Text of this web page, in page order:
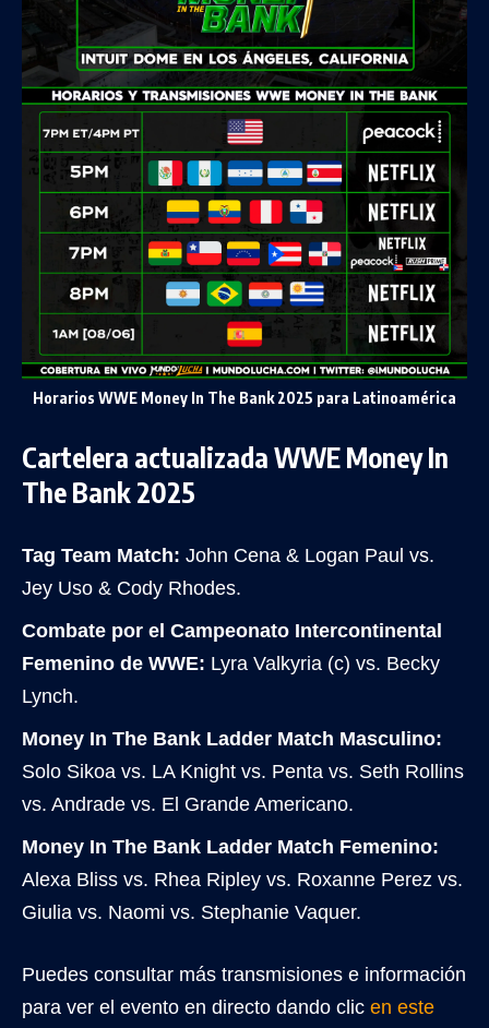
Horarios WWE Money In The Bank 2025 para Latinoamérica
Cartelera actualizada WWE Money In
The Bank 2025
Tag Team Match: John Cena & Logan Paul vs.
Jey Uso & Cody Rhodes.
Combate por el Campeonato Intercontinental
Femenino de WWE: Lyra Valkyria (c) vs. Becky
Lynch.
Money In The Bank Ladder Match Masculino:
Solo Sikoa vs. LA Knight vs. Penta vs. Seth Rollins
vs. Andrade vs. El Grande Americano.
Money In The Bank Ladder Match Femenino:
Alexa Bliss vs. Rhea Ripley vs. Roxanne Perez vs.
Giulia vs. Naomi vs. Stephanie Vaquer.
Puedes consultar más transmisiones e información
para ver el evento en directo dando clic en este